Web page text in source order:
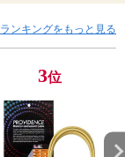
ランキングをもっと見る
3位